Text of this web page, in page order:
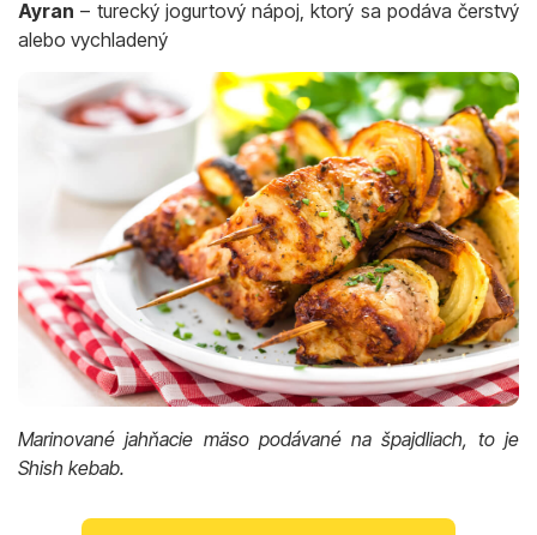
Ayran – turecký jogurtový nápoj, ktorý sa podáva čerstvý
alebo vychladený
Marinované jahňacie mäso podávané na špajdliach, to je
Shish kebab.